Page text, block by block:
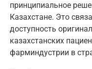
принципиальное
Казахстане. Это
доступность
казахстанских
фарминдустрии в